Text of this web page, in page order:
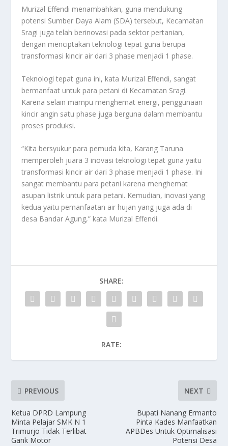
Murizal Effendi menambahkan, guna mendukung
potensi Sumber Daya Alam (SDA) tersebut, Kecamatan
Sragi juga telah berinovasi pada sektor pertanian,
dengan menciptakan teknologi tepat guna berupa
transformasi kincir air dari 3 phase menjadi 1 phase.
Teknologi tepat guna ini, kata Murizal Effendi, sangat
bermanfaat untuk para petani di Kecamatan Sragi.
Karena selain mampu menghemat energi, penggunaan
kincir angin satu phase juga berguna dalam membantu
proses produksi.
“Kita bersyukur para pemuda kita, Karang Taruna
memperoleh juara 3 inovasi teknologi tepat guna yaitu
transformasi kincir air dari 3 phase menjadi 1 phase. Ini
sangat membantu para petani karena menghemat
asupan listrik untuk para petani. Kemudian, inovasi yang
kedua yaitu pemanfaatan air hujan yang juga ada di
desa Bandar Agung,” kata Murizal Effendi.
SHARE:
RATE:
PREVIOUS
Ketua DPRD Lampung
Minta Pelajar SMK N 1
Trimurjo Tidak Terlibat
Gank Motor
NEXT
Bupati Nanang Ermanto
Pinta Kades Manfaatkan
APBDes Untuk Optimalisasi
Potensi Desa